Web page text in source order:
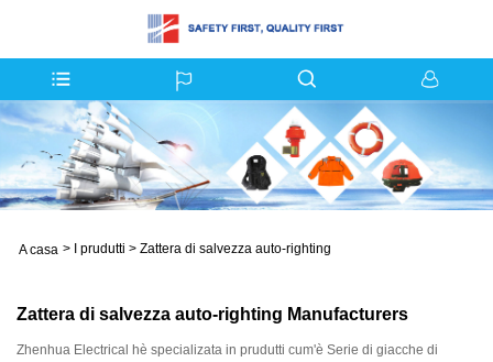
A casa > I prudutti > Zattera di salvezza auto-righting
Zattera di salvezza auto-righting Manufacturers
Zhenhua Electrical hè specializata in prudutti cum'è Serie di giacche di